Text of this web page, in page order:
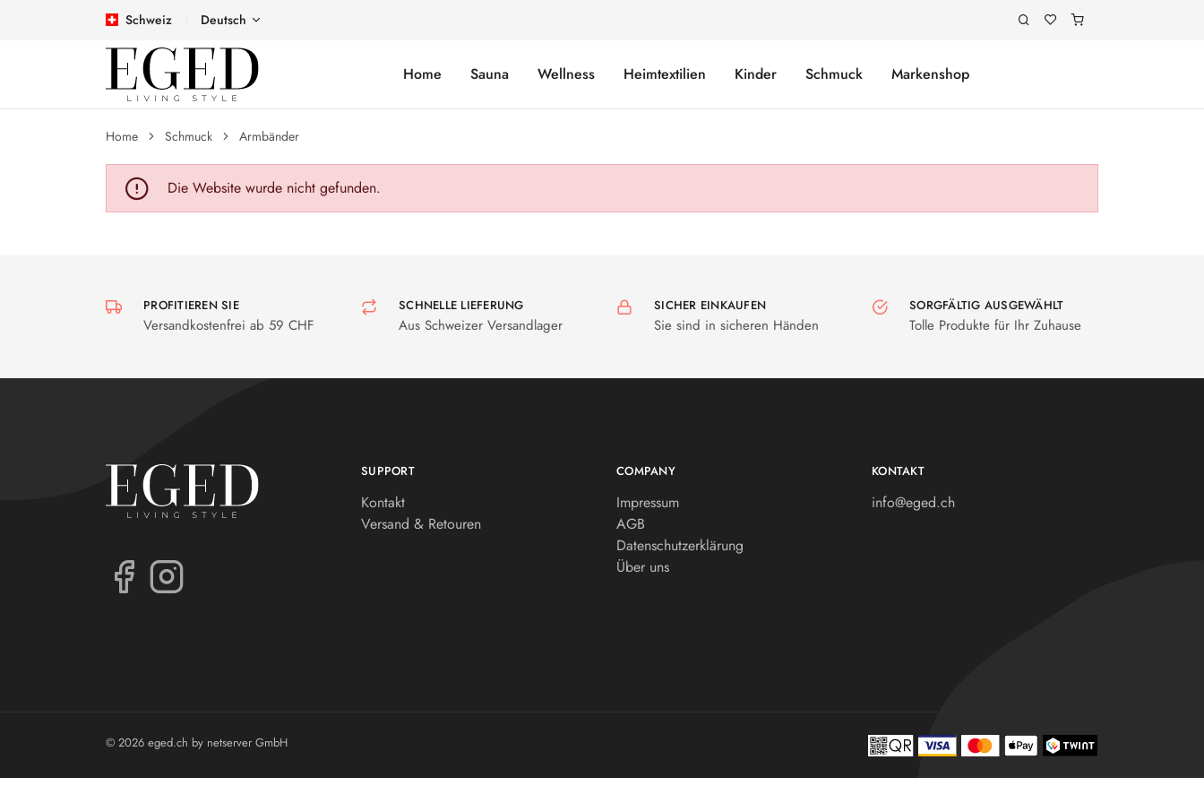
Schweiz Deutsch
Home Sauna Wellness Heimtextilien Kinder Schmuck Markenshop
Home Schmuck Armbänder
Die Website wurde nicht gefunden.
PROFITIEREN SIE
Versandkostenfrei ab 59 CHF
SCHNELLE LIEFERUNG
Aus Schweizer Versandlager
SICHER EINKAUFEN
Sie sind in sicheren Händen
SORGFÄLTIG AUSGEWÄHLT
Tolle Produkte für Ihr Zuhause
SUPPORT
Kontakt
Versand & Retouren
COMPANY
Impressum
AGB
Datenschutzerklärung
Über uns
KONTAKT
info@eged.ch
© 2026 eged.ch by netserver GmbH